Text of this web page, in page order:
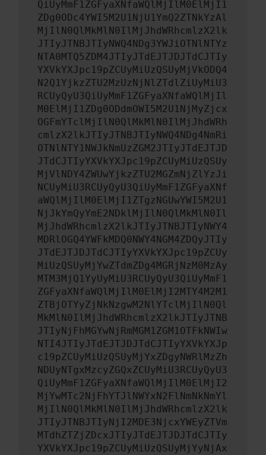
QiUyMmF1ZGFyaXNfaWQlMjIlM0ElMjI1
ZDg0ODc4YWI5M2U1NjU1YmQ2ZTNkYzAl
MjIlN0QlMkMlN0IlMjJhdWRhcmlzX2lk
JTIyJTNBJTIyNWQ4NDg3YWJiOTNlNTYz
NTA0MTQ5ZDM4JTIyJTdEJTJDJTdCJTIy
YXVkYXJpc19pZCUyMiUzQSUyMjVkODQ4
N2Q1YjkzZTU2MzUzNjNlZTdlZiUyMiU3
RCUyQyU3QiUyMmF1ZGFyaXNfaWQlMjIl
M0ElMjI1ZDg0ODdmOWI5M2U1NjMyZjcx
OGFmYTclMjIlN0QlMkMlN0IlMjJhdWRh
cmlzX2lkJTIyJTNBJTIyNWQ4NDg4NmRi
OTNlNTY1NWJkNmUzZGM2JTIyJTdEJTJD
JTdCJTIyYXVkYXJpc19pZCUyMiUzQSUy
MjVlNDY4ZWUwYjkzZTU2MGZmNjZlYzJi
NCUyMiU3RCUyQyU3QiUyMmF1ZGFyaXNf
aWQlMjIlM0ElMjI1ZTgzNGUwYWI5M2U1
NjJkYmQyYmE2NDklMjIlN0QlMkMlN0Il
MjJhdWRhcmlzX2lkJTIyJTNBJTIyNWY4
MDRlOGQ4YWFkMDQ0NWY4NGM4ZDQyJTIy
JTdEJTJDJTdCJTIyYXVkYXJpc19pZCUy
MiUzQSUyMjYwZTdmZDg4MGRjNzM0MzAy
MTM3MjQ1YyUyMiU3RCUyQyU3QiUyMmF1
ZGFyaXNfaWQlMjIlM0ElMjI2MTY4M2M1
ZTBjOTYyZjNkNzgwM2NlYTclMjIlN0Ql
MkMlN0IlMjJhdWRhcmlzX2lkJTIyJTNB
JTIyNjFhMGYwNjRmMGM1ZGM1OTFkNWIw
NTI4JTIyJTdEJTJDJTdCJTIyYXVkYXJp
c19pZCUyMiUzQSUyMjYxZDgyNWRlMzZh
NDUyNTgxMzcyZGQxZCUyMiU3RCUyQyU3
QiUyMmF1ZGFyaXNfaWQlMjIlM0ElMjI2
MjYwMTc2NjFhYTJlNWYxN2FlNmNkNmYl
MjIlN0QlMkMlN0IlMjJhdWRhcmlzX2lk
JTIyJTNBJTIyNjI2MDE3NjcxYWEyZTVm
MTdhZTZjZDcxJTIyJTdEJTJDJTdCJTIy
YXVkYXJpc19pZCUyMiUzQSUyMjYyNjAx